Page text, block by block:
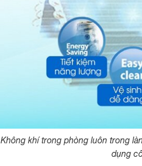
Không khí trong phòng luôn trong
dụng